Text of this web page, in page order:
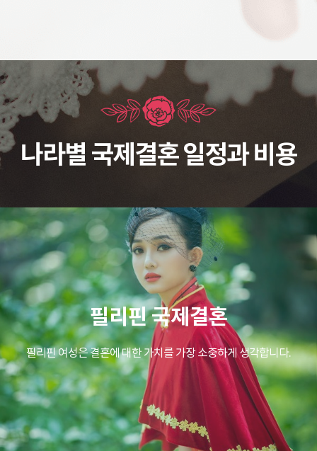
나라별 국제결혼 일정과 비용
필리핀 국제결혼
필리핀 여성은 결혼에 대한 가치를 가장 소중하게 생각합니다.